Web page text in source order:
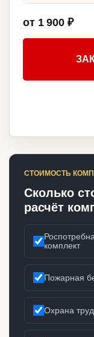
от 1 900 ₽
СТОИМОСТЬ
Сколько
расчёт
комплект
Пожарная
Охрана